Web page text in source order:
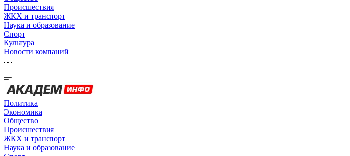
Происшествия
ЖКХ и транспорт
Наука и образование
Спорт
Культура
Новости компаний
Политика
Экономика
Общество
Происшествия
ЖКХ и транспорт
Наука и образование